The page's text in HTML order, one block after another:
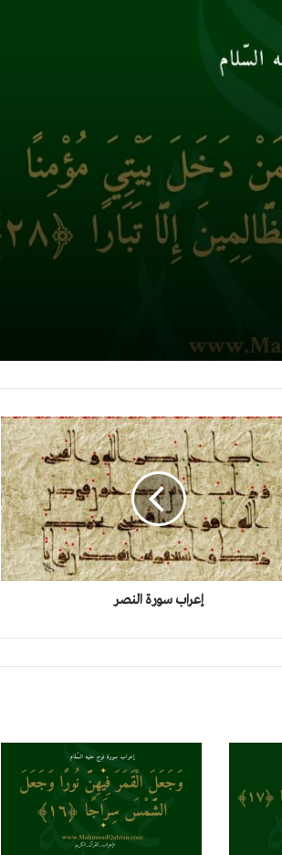
فأدخلوا نارا فلم يجدوا لهم من دون الله أنصارا}
إعراب سورة نوح الآية (24): {وقد أضلوا كثيرا ولا
تزد الظالمين إلا ضلالا}
إعراب سورة نوح الآية (23): {وقالوا لا تذرن آلهتكم
ولا تذرن ودا ولا سواعا ولا يغوث ويعوق ونسرا}
إعراب سورة نوح الآية (20): {لتسلكوا منها سبلا
فجاجا}
إعراب سورة نوح الآية (19): {والله جعل لكم الأرض
بساطا}
إعراب سورة النصر